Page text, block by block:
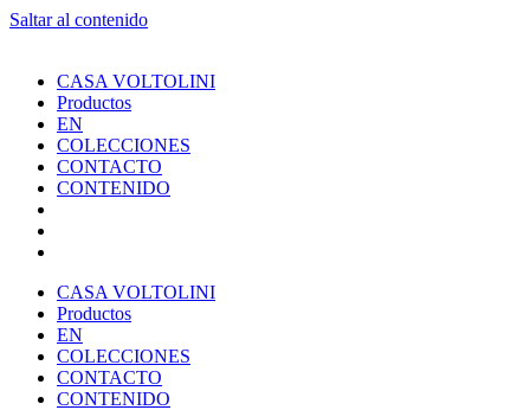
Saltar al contenido
CASA VOLTOLINI
Productos
EN
COLECCIONES
CONTACTO
CONTENIDO
CASA VOLTOLINI
Productos
EN
COLECCIONES
CONTACTO
CONTENIDO